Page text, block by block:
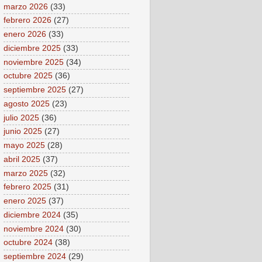
marzo 2026 (33)
febrero 2026 (27)
enero 2026 (33)
diciembre 2025 (33)
noviembre 2025 (34)
octubre 2025 (36)
septiembre 2025 (27)
agosto 2025 (23)
julio 2025 (36)
junio 2025 (27)
mayo 2025 (28)
abril 2025 (37)
marzo 2025 (32)
febrero 2025 (31)
enero 2025 (37)
diciembre 2024 (35)
noviembre 2024 (30)
octubre 2024 (38)
septiembre 2024 (29)